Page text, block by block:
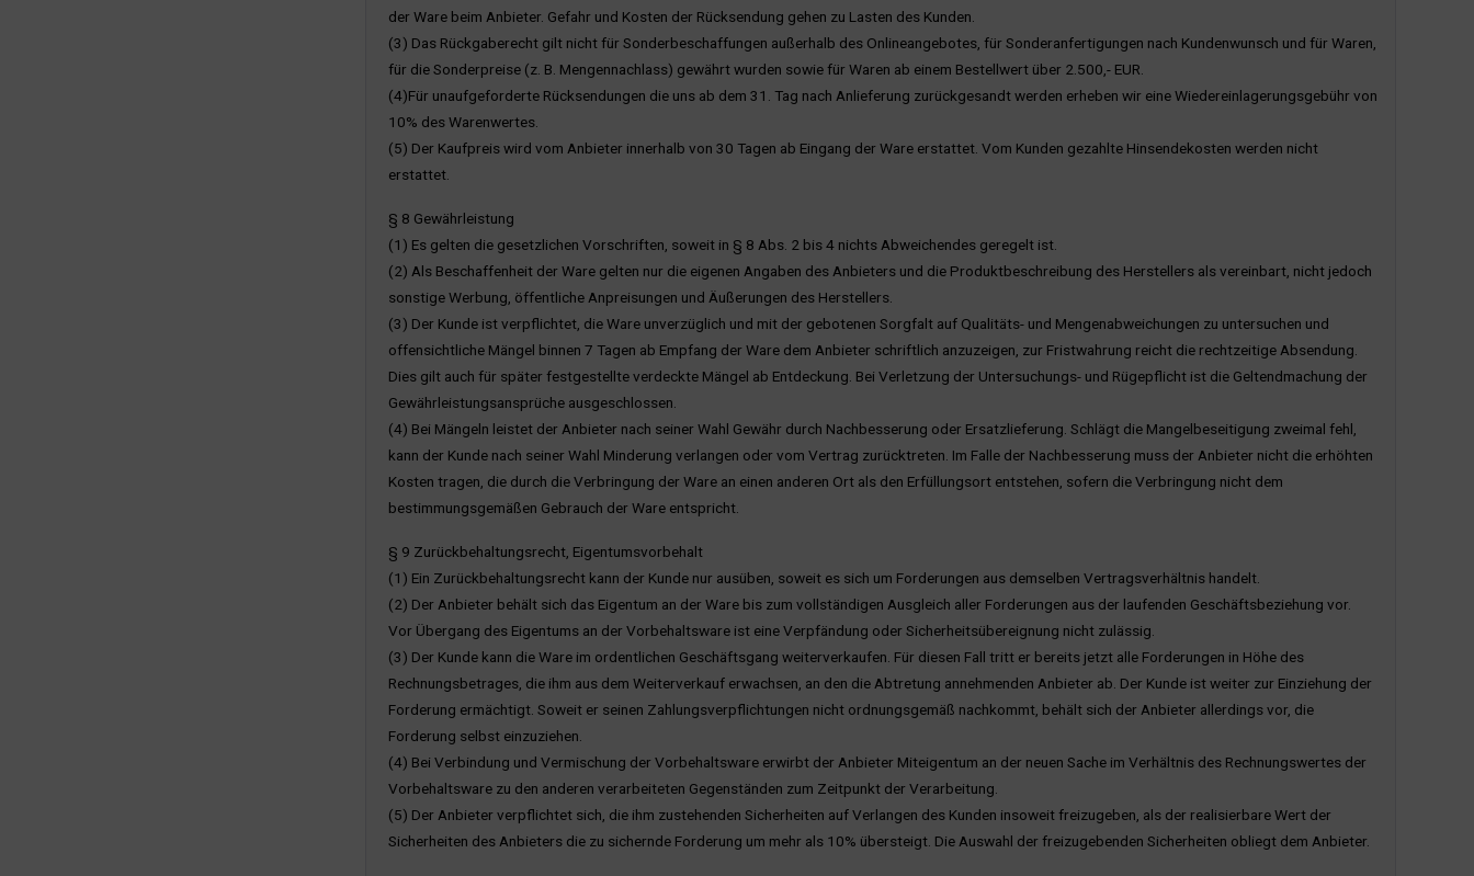
der Ware beim Anbieter. Gefahr und Kosten der Rücksendung gehen zu Lasten des Kunden.
(3) Das Rückgaberecht gilt nicht für Sonderbeschaffungen außerhalb des Onlineangebotes, für Sonderanfertigungen nach Kundenwunsch und für Waren,
für die Sonderpreise (z. B. Mengennachlass) gewährt wurden sowie für Waren ab einem Bestellwert über 2.500,- EUR.
(4)Für unaufgeforderte Rücksendungen die uns ab dem 31. Tag nach Anlieferung zurückgesandt werden erheben wir eine Wiedereinlagerungsgebühr von
10% des Warenwertes.
(5) Der Kaufpreis wird vom Anbieter innerhalb von 30 Tagen ab Eingang der Ware erstattet. Vom Kunden gezahlte Hinsendekosten werden nicht
erstattet.
§ 8 Gewährleistung
(1) Es gelten die gesetzlichen Vorschriften, soweit in § 8 Abs. 2 bis 4 nichts Abweichendes geregelt ist.
(2) Als Beschaffenheit der Ware gelten nur die eigenen Angaben des Anbieters und die Produktbeschreibung des Herstellers als vereinbart, nicht jedoch
sonstige Werbung, öffentliche Anpreisungen und Äußerungen des Herstellers.
(3) Der Kunde ist verpflichtet, die Ware unverzüglich und mit der gebotenen Sorgfalt auf Qualitäts- und Mengenabweichungen zu untersuchen und
offensichtliche Mängel binnen 7 Tagen ab Empfang der Ware dem Anbieter schriftlich anzuzeigen, zur Fristwahrung reicht die rechtzeitige Absendung.
Dies gilt auch für später festgestellte verdeckte Mängel ab Entdeckung. Bei Verletzung der Untersuchungs- und Rügepflicht ist die Geltendmachung der
Gewährleistungsansprüche ausgeschlossen.
(4) Bei Mängeln leistet der Anbieter nach seiner Wahl Gewähr durch Nachbesserung oder Ersatzlieferung. Schlägt die Mangelbeseitigung zweimal fehl,
kann der Kunde nach seiner Wahl Minderung verlangen oder vom Vertrag zurücktreten. Im Falle der Nachbesserung muss der Anbieter nicht die erhöhten
Kosten tragen, die durch die Verbringung der Ware an einen anderen Ort als den Erfüllungsort entstehen, sofern die Verbringung nicht dem
bestimmungsgemäßen Gebrauch der Ware entspricht.
§ 9 Zurückbehaltungsrecht, Eigentumsvorbehalt
(1) Ein Zurückbehaltungsrecht kann der Kunde nur ausüben, soweit es sich um Forderungen aus demselben Vertragsverhältnis handelt.
(2) Der Anbieter behält sich das Eigentum an der Ware bis zum vollständigen Ausgleich aller Forderungen aus der laufenden Geschäftsbeziehung vor.
Vor Übergang des Eigentums an der Vorbehaltsware ist eine Verpfändung oder Sicherheitsübereignung nicht zulässig.
(3) Der Kunde kann die Ware im ordentlichen Geschäftsgang weiterverkaufen. Für diesen Fall tritt er bereits jetzt alle Forderungen in Höhe des
Rechnungsbetrages, die ihm aus dem Weiterverkauf erwachsen, an den die Abtretung annehmenden Anbieter ab. Der Kunde ist weiter zur Einziehung der
Forderung ermächtigt. Soweit er seinen Zahlungsverpflichtungen nicht ordnungsgemäß nachkommt, behält sich der Anbieter allerdings vor, die
Forderung selbst einzuziehen.
(4) Bei Verbindung und Vermischung der Vorbehaltsware erwirbt der Anbieter Miteigentum an der neuen Sache im Verhältnis des Rechnungswertes der
Vorbehaltsware zu den anderen verarbeiteten Gegenständen zum Zeitpunkt der Verarbeitung.
(5) Der Anbieter verpflichtet sich, die ihm zustehenden Sicherheiten auf Verlangen des Kunden insoweit freizugeben, als der realisierbare Wert der
Sicherheiten des Anbieters die zu sichernde Forderung um mehr als 10% übersteigt. Die Auswahl der freizugebenden Sicherheiten obliegt dem Anbieter.